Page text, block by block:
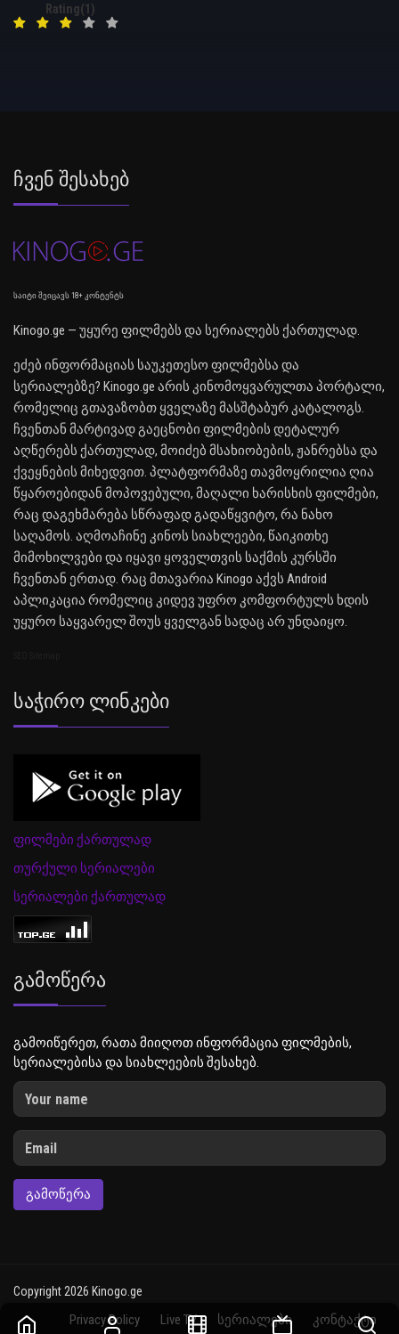
Rating(1)
Ჩვენ Შესახებ
საიტი შეიცავს 18+ კონტენტს
Kinogo.ge — უყურე ფილმებს და სერიალებს ქართულად.
ეძებ ინფორმაციას საუკეთესო ფილმებსა და
სერიალებზე? Kinogo.ge არის კინომოყვარულთა პორტალი,
რომელიც გთავაზობთ ყველაზე მასშტაბურ კატალოგს.
ჩვენთან მარტივად გაეცნობი ფილმების დეტალურ
აღწერებს ქართულად, მოიძებ მსახიობების, ჟანრებსა და
ქვეყნების მიხედვით. პლატფორმაზე თავმოყრილია ღია
წყაროებიდან მოპოვებული, მაღალი ხარისხის ფილმები,
რაც დაგეხმარება სწრაფად გადაწყვიტო, რა ნახო
საღამოს. აღმოაჩინე კინოს სიახლეები, წაიკითხე
მიმოხილვები და იყავი ყოველთვის საქმის კურსში
ჩვენთან ერთად. რაც მთავარია Kinogo აქვს Android
აპლიკაცია რომელიც კიდევ უფრო კომფორტულს ხდის
უყურო საყვარელ შოუს ყველგან სადაც არ უნდაიყო.
Საჭირო Ლინკები
ფილმები ქართულად
თურქული სერიალები
სერიალები ქართულად
Გამოწერა
გამოიწერეთ, რათა მიიღოთ ინფორმაცია ფილმების,
სერიალებისა და სიახლეების შესახებ.
ᲒᲐᲛᲝᲬᲔᲠᲐ
Copyright 2026 Kinogo.ge
Privacy Policy Live TV სერიალები კონტაქტი